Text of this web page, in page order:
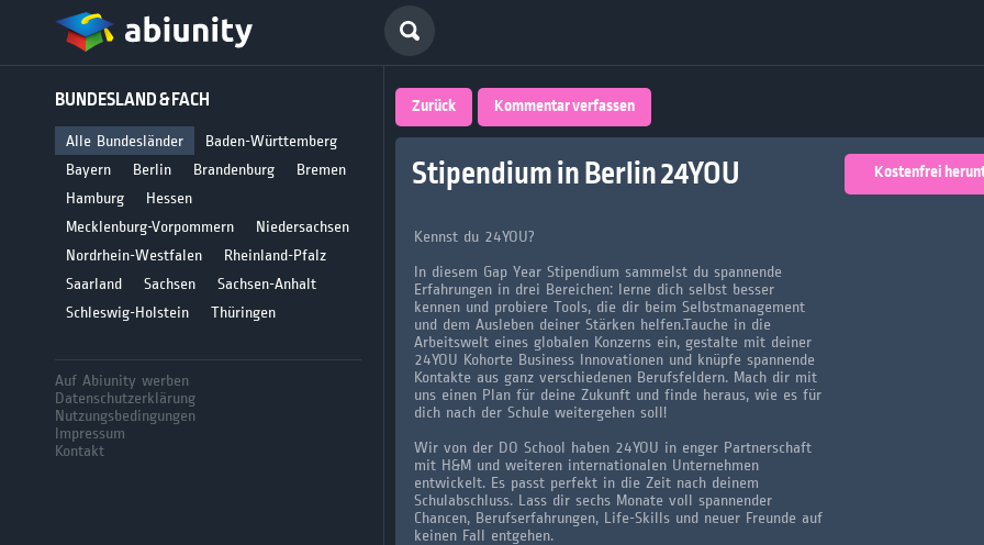
BUNDESLAND & FACH
Alle Bundesländer
Baden-Württemberg
Bayern
Berlin Brandenburg
Bremen
Hamburg
Hessen
Mecklenburg-Vorpommern
Niedersachsen
Nordrhein-Westfalen
Rheinland-Pfalz
Saarland
Sachsen
Sachsen-Anhalt
Schleswig-Holstein
Thüringen
Auf Abiunity werben
Datenschutzerklärung
Nutzungsbedingungen
Impressum
Kontakt
Deutschlands
größte Plattform
für Abiturienten
Zurück Kommentar verfassen
Stipendium in Berlin 24YOU Kostenfrei
Kennst du 24YOU?
In diesem Gap Year Stipendium sammelst du spannende
Erfahrungen in drei Bereichen: lerne dich selbst besser
kennen und probiere Tools, die dir beim Selbstmanagement
und dem Ausleben deiner Stärken helfen.Tauche in die
Arbeitswelt eines globalen Konzerns ein, gestalte mit deiner
24YOU Kohorte Business Innovationen und knüpfe spannende
Kontakte aus ganz verschiedenen Berufsfeldern. Mach dir mit
uns einen Plan für deine Zukunft und finde heraus, wie es für
dich nach der Schule weitergehen soll!
Wir von der DO School haben 24YOU in enger Partnerschaft
mit H&M und weiteren internationalen Unternehmen
entwickelt. Es passt perfekt in die Zeit nach deinem
Schulabschluss. Lass dir sechs Monate voll spannender
Chancen, Berufserfahrungen, Life-Skills und neuer Freunde auf
keinen Fall entgehen.